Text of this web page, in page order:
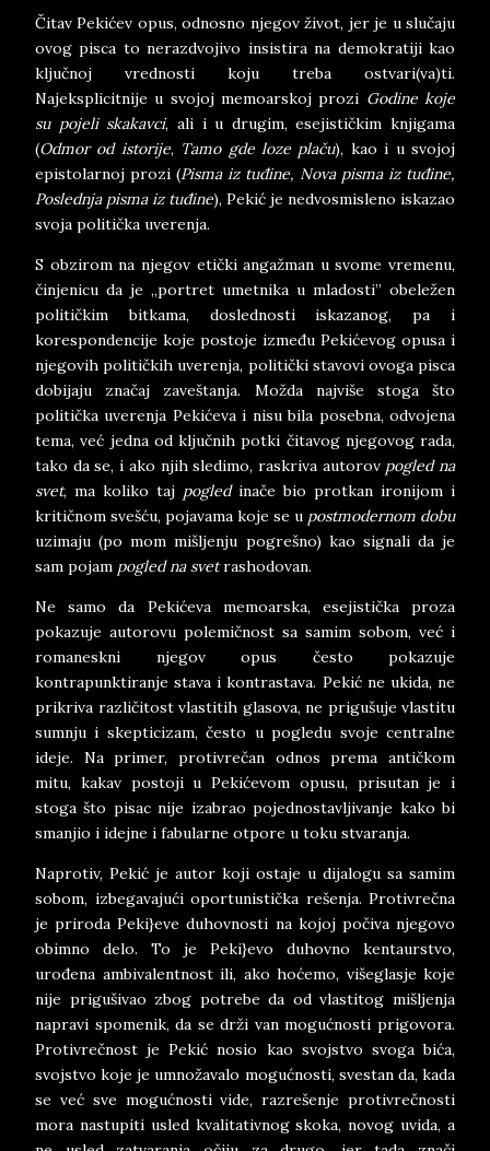
Čitav Pekićev opus, odnosno njegov život, jer je u slučaju
ovog pisca to nerazdvojivo insistira na demokratiji kao
ključnoj vrednosti koju treba ostvari(va)ti.
Najeksplicitnije u svojoj memoarskoj prozi Godine koje
su pojeli skakavci, ali i u drugim, esejističkim knjigama
(Odmor od istorije, Tamo gde loze plaču), kao i u svojoj
epistolarnoj prozi (Pisma iz tuđine, Nova pisma iz tuđine,
Poslednja pisma iz tuđine), Pekić je nedvosmisleno iskazao
svoja politička uverenja.
S obzirom na njegov etički angažman u svome vremenu,
činjenicu da je „portret umetnika u mladosti” obeležen
političkim bitkama, doslednosti iskazanog, pa i
korespondencije koje postoje između Pekićevog opusa i
njegovih političkih uverenja, politički stavovi ovoga pisca
dobijaju značaj zaveštanja. Možda najviše stoga što
politička uverenja Pekićeva i nisu bila posebna, odvojena
tema, već jedna od ključnih potki čitavog njegovog rada,
tako da se, i ako njih sledimo, raskriva autorov pogled na
svet, ma koliko taj pogled inače bio protkan ironijom i
kritičnom svešću, pojavama koje se u postmodernom dobu
uzimaju (po mom mišljenju pogrešno) kao signali da je
sam pojam pogled na svetrashodovan.
Ne samo da Pekićeva memoarska, esejistička proza
pokazuje autorovu polemičnost sa samim sobom, već i
romaneskni njegov opus često pokazuje
kontrapunktiranje stava i kontrastava. Pekić ne ukida, ne
prikriva različitost vlastitih glasova, ne prigušuje vlastitu
sumnju i skepticizam, često u pogledu svoje centralne
ideje. Na primer, protivrečan odnos prema antičkom
mitu, kakav postoji u Pekićevom opusu, prisutan je i
stoga što pisac nije izabrao pojednostavljivanje kako bi
smanjio i idejne i fabularne otpore u toku stvaranja.
Naprotiv, Pekić je autor koji ostaje u dijalogu sa samim
sobom, izbegavajući oportunistička rešenja. Protivrečna
je priroda Peki}eve duhovnosti na kojoj počiva njegovo
obimno delo. To je Peki}evo duhovno kentaurstvo,
urođena ambivalentnost ili, ako hoćemo, višeglasje koje
nije prigušivao zbog potrebe da od vlastitog mišljenja
napravi spomenik, da se drži van mogućnosti prigovora.
Protivrečnost je Pekić nosio kao svojstvo svoga bića,
svojstvo koje je umnožavalo mogućnosti, svestan da, kada
se već sve mogućnosti vide, razrešenje protivrečnosti
mora nastupiti usled kvalitativnog skoka, novog uvida, a